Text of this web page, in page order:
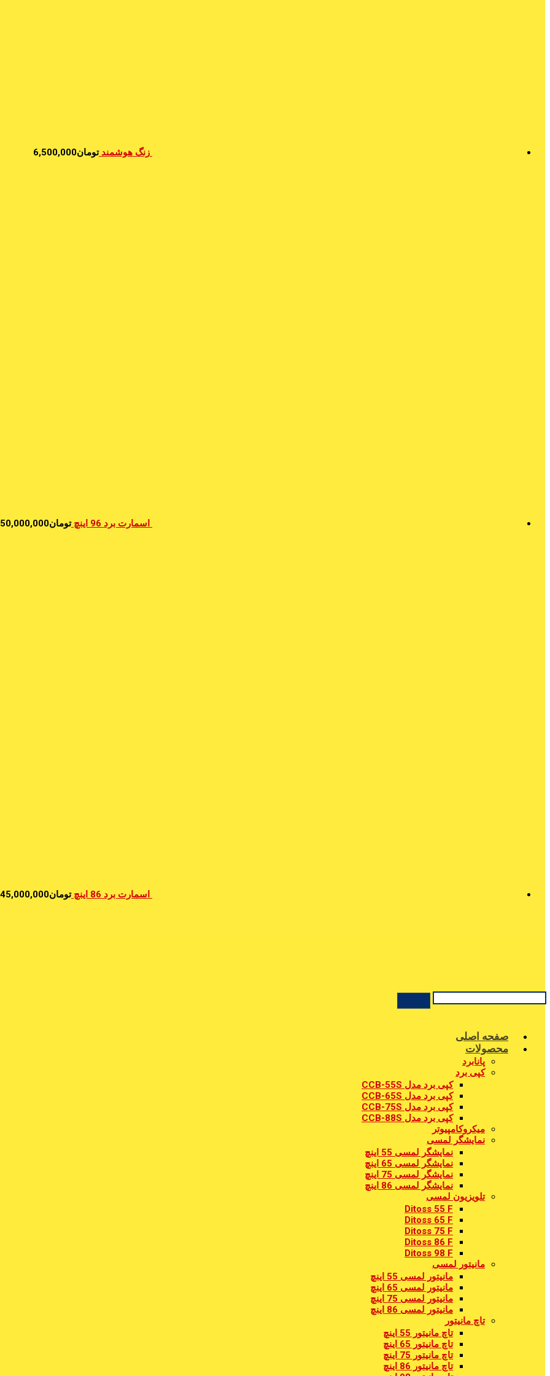
زنگ هوشمند تومان6,500,000
اسمارت برد 96 اینچ تومان
اسمارت برد 86 اینچ تومان
صفحه اصلی
محصولات
پانابرد
کپی برد
کپی برد مدل CCB-55S
کپی برد مدل CCB-65S
کپی برد مدل CCB-75S
کپی برد مدل CCB-88S
میکروکامپیوتر
نمایشگر لمسی
نمایشگر لمسی 55 اینچ
نمایشگر لمسی 65 اینچ
نمایشگر لمسی 75 اینچ
نمایشگر لمسی 86 اینچ
تلویزیون لمسی
Ditoss 55 F
Ditoss 65 F
Ditoss 75 F
Ditoss 86 F
Ditoss 98 F
مانیتور لمسی
مانیتور لمسی 55 اینچ
مانیتور لمسی 65 اینچ
مانیتور لمسی 75 اینچ
مانیتور لمسی 86 اینچ
تاچ مانیتور
تاچ مانیتور 55 اینچ
تاچ مانیتور 65 اینچ
تاچ مانیتور 75 اینچ
تاچ مانیتور 86 اینچ